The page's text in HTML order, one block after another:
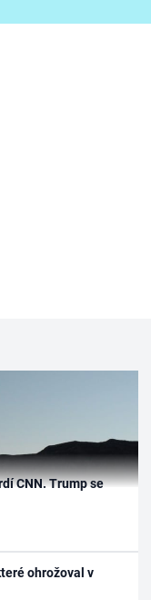
CNN. Trump se
ohrožoval v